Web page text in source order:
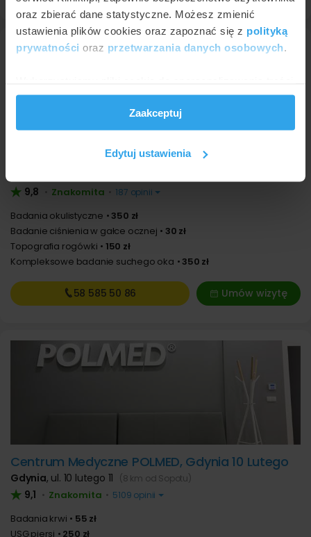
oraz zbierać dane statystyczne. Możesz zmienić
ustawienia plików cookies oraz zapoznać się z polityką
prywatności oraz przetwarzania danych osobowych.
i reklam, aby oferować funkcje społecznościowe i
analizować ruch w naszej witrynie. Informacje o tym, jak
korzystasz z naszej witryny, udostępniamy partnerom
społecznościowym, reklamowym i analitycznym.
otrzymanymi od Ciebie lub uzyskanymi podczas
korzystania z ich usług.
Zaakceptuj
Edytuj ustawienia
Idealny Wzrok Gdynia
9,8 Znakomita 187 opinii
Badania okulistyczne
350 zł
Badanie ciśnienia w gałce ocznej
30 zł
Topografia rogówki
150 zł
Kompleksowe badanie suchego oka
350 zł
Umów wizytę
58 585 50 86
Centrum Medyczne POLMED, Gdynia 10 Lutego
Gdynia, ul. 10 lutego 11 (8 km od Sopotu)
9,1 • Znakomita • 5109 opinii
Badania krwi
55 zł
USG piersi
250 zł